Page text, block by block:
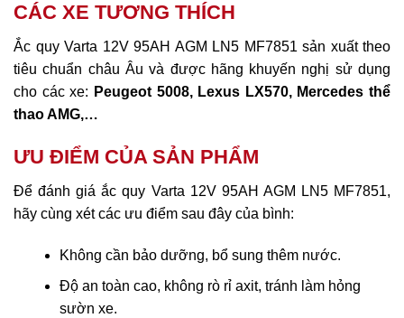
CÁC XE TƯƠNG THÍCH
Ắc quy Varta 12V 95AH AGM LN5 MF7851 sản xuất theo
tiêu chuẩn châu Âu và được hãng khuyến nghị sử dụng
cho các xe: Peugeot 5008, Lexus LX570, Mercedes thể
thao AMG,…
ƯU ĐIỂM CỦA SẢN PHẨM
Để đánh giá ắc quy Varta 12V 95AH AGM LN5 MF7851,
hãy cùng xét các ưu điểm sau đây của bình:
Không cần bảo dưỡng, bổ sung thêm nước.
Độ an toàn cao, không rò rỉ axit, tránh làm hỏng
sườn xe.